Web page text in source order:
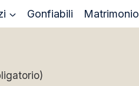
Gonfiabili Matrimonio